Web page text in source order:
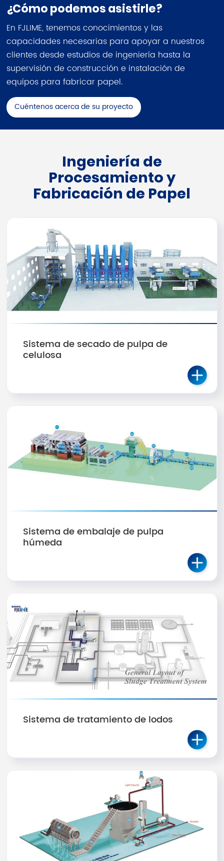
¿Cómo podemos asistirle?
En FJLIME, tenemos conocimientos y las
capacidades necesarias para apoyar a nuestros
clientes desde estudios de ingeniería hasta la
supervisión de construcción e instalación de
equipos para fabricar papel.
Cuéntenos acerca de su proyecto
Ingeniería de
Procesamiento y
Fabricación de Papel
Sistema de secado de pulpa de
celulosa
Sistema de embalaje de pulpa
húmeda
Sistema de tratamiento de lodos